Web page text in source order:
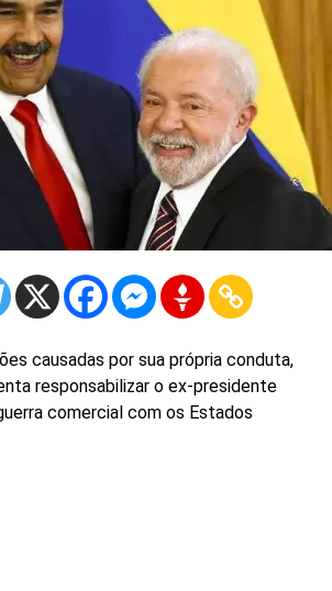
causadas por sua própria conduta,
responsabilizar o ex-presidente
comercial com os Estados